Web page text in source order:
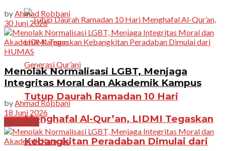
Tutup Daurah Ramadan 10 Hari
Menghafal Al-Qur’an, LIDMI Tegaskan
Kebangkitan Peradaban Dimulai dari
byAhmad Robbani
30 Juni 2026
HUMAS
Menolak Normalisasi LGBT, Menjaga
Integritas Moral dan Akademik Kampus
by Ahmad Robbani
18 Juni 2026
Next Post